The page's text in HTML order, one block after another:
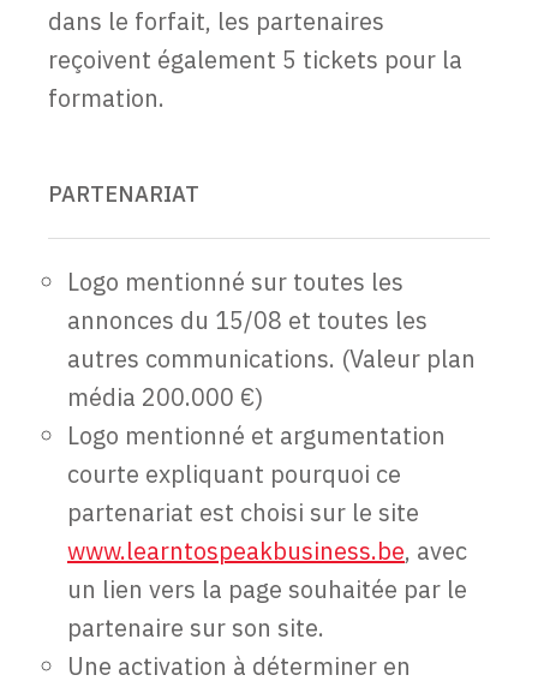
dans le forfait, les partenaires
reçoivent également 5 tickets pour la
formation.
PARTENARIAT
Logo mentionné sur toutes les
annonces du 15/08 et toutes les
autres communications. (Valeur plan
média 200.000 €)
Logo mentionné et argumentation
courte expliquant pourquoi ce
partenariat est choisi sur le site
www.learntospeakbusiness.be, avec
un lien vers la page souhaitée par le
partenaire sur son site.
Une activation à déterminer en